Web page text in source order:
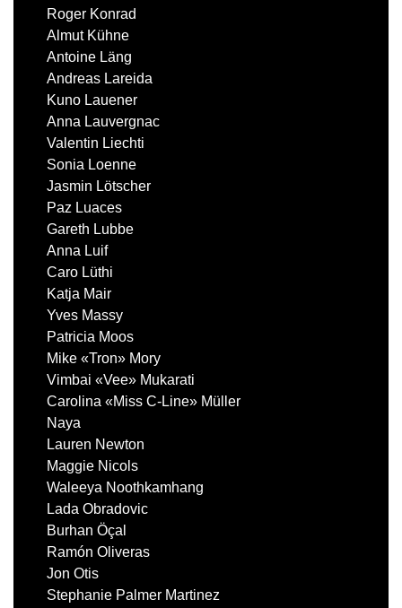
Roger Konrad
Almut Kühne
Antoine Läng
Andreas Lareida
Kuno Lauener
Anna Lauvergnac
Valentin Liechti
Sonia Loenne
Jasmin Lötscher
Paz Luaces
Gareth Lubbe
Anna Luif
Caro Lüthi
Katja Mair
Yves Massy
Patricia Moos
Mike «Tron» Mory
Vimbai «Vee» Mukarati
Carolina «Miss C-Line» Müller
Naya
Lauren Newton
Maggie Nicols
Waleeya Noothkamhang
Lada Obradovic
Burhan Öçal
Ramón Oliveras
Jon Otis
Stephanie Palmer Martinez